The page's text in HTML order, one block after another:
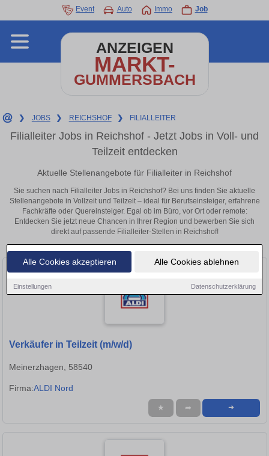
Alle Cookies akzeptieren Alle Cookies ablehnen
Einstellungen Datenschutzerklärung
Event Auto Immo Job
ANZEIGEN
MARKT-
GUMMERSBACH
❯ JOBS ❯ REICHSHOF ❯ FILIALLEITER
Filialleiter Jobs in Reichshof - Jetzt Jobs in Voll- und
Teilzeit entdecken
Aktuelle Stellenangebote für Filialleiter in Reichshof
Sie suchen nach Filialleiter Jobs in Reichshof? Bei uns finden Sie aktuelle
Stellenangebote in Vollzeit und Teilzeit – ideal für Berufseinsteiger, erfahrene
Fachkräfte oder Quereinsteiger. Egal ob im Büro, vor Ort oder remote:
Entdecken Sie jetzt neue Chancen in Ihrer Region und bewerben Sie sich
direkt auf passende Filialleiter-Stellen in Reichshof!
Verkäufer in Teilzeit (m/w/d)
Meinerzhagen, 58540
Firma:ALDI Nord
★ ➦ ➜